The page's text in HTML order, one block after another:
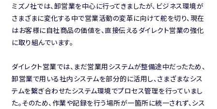
ミズノ社では、卸営業を中心に行ってきましたが、ビジネス環境が
さまざまに変化する中で営業活動の変革に向けて舵を切り、現在
はお客様に自社商品の価値を、直接伝えるダイレクト営業の強化
に取り組んでいます。
ダイレクト営業では、まだ営業用システムが整備途中だったため、
卸営業で用いる社内システムを部分的に活用し、さまざまなシス
テムを繋ぎ合わせたシステム環境でプロセス管理を行っていまし
た。そのため、作業や記録を行う場所が一箇所に統一されず、シス